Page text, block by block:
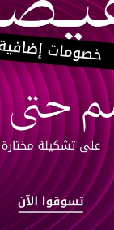
الأطفال